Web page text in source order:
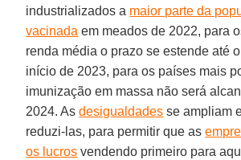
industrializados a maior parte da
vacinada em meados de 2022, para
renda média o prazo se estende até
início de 2023, para os países mais
imunização em massa não será
2024. Asdesigualdades se ampliam
reduzi-las, para permitir que as
os lucros vendendo primeiro para